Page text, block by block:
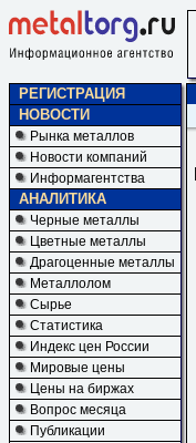
РЕГИСТРАЦИЯ
НОВОСТИ
Рынка металлов
Новости компаний
Информагентства
АНАЛИТИКА
Черные металлы
Цветные металлы
Драгоценные металлы
Металлолом
Сырье
Статистика
Индекс цен России
Мировые цены
Цены на биржах
Вопрос месяца
Публикации